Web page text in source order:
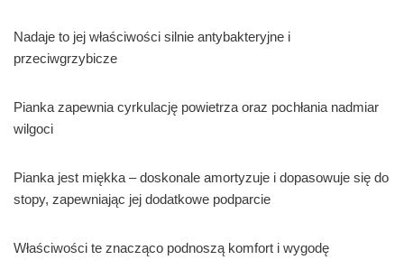
Nadaje to jej właściwości silnie antybakteryjne i
przeciwgrzybicze
Pianka zapewnia cyrkulację powietrza oraz pochłania nadmiar
wilgoci
Pianka jest miękka – doskonale amortyzuje i dopasowuje się do
stopy, zapewniając jej dodatkowe podparcie
Właściwości te znacząco podnoszą komfort i wygodę